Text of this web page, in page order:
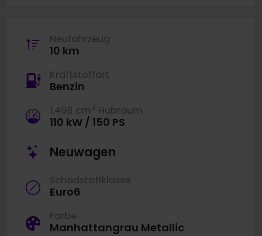
Neufahrzeug
10 km
Kraftstoffart
Benzin
1.498 cm 3 Hubraum
110 kW / 150 PS
Neuwagen
Schadstoffklasse
Euro6
Farbe
Manhattangrau Metallic